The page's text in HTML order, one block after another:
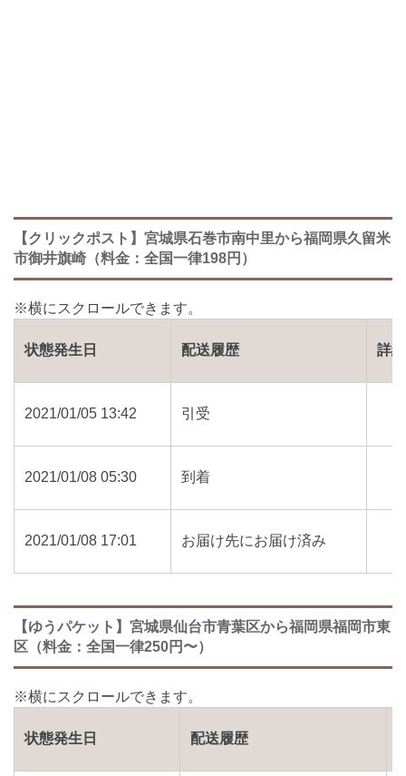
【クリックポスト】宮城県石巻市南中里から福岡県久留米
市御井旗崎（料金：全国一律198円）
状態発生日 配送履歴 詳細
2021/01/05 13:42 引受
2021/01/08 05:30 到着
2021/01/08 17:01 お届け先にお届け済み
【ゆうパケット】宮城県仙台市青葉区から福岡県福岡市東
区（料金：全国一律250円〜）
状態発生日 配送履歴